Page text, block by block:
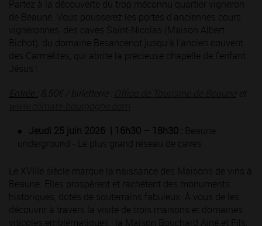
Partez à la découverte du trop méconnu quartier vigneron
de Beaune. Vous pousserez les portes d'anciennes cours
vigneronnes, des caves Saint-Nicolas (Maison Albert
Bichot), du domaine Besancenot jusqu'à l'ancien couvent
des Carmélites, qui abrite la précieuse chapelle de l'enfant
Jésus !
Entrée :
8,50€ / billetterie :
et
Jeudi 25 juin 2026 | 16h30 – 18h30 : Beaune
underground - Le plus grand réseau de caves
Le XVIIIe siècle marque la naissance des Maisons de vins à
Beaune. Elles prospèrent et rachètent des monuments
historiques, dotés de souterrains fabuleux. À vous de les
découvrir à travers la visite de trois maisons et domaines
viticoles emblématiques : la Maison Bouchard Ainé et Fils,